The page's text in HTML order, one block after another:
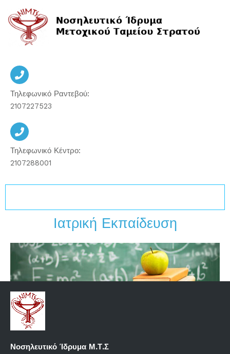
στο
περιεχόμενο
Τηλεφωνικό Ραντεβού:
2107227523
Τηλεφωνικό Κέντρο:
2107288001
Ιατρική Εκπαίδευση
Νοσηλευτικό Ίδρυμα Μ.Τ.Σ